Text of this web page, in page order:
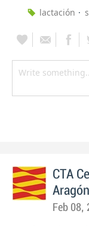
lactación
CTA
Aragón
Feb 08,